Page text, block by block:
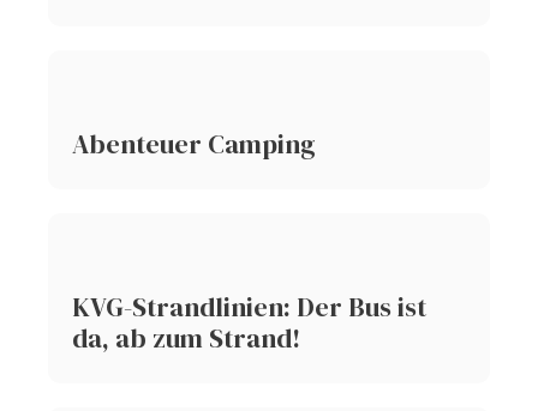
Abenteuer Camping
KVG-Strandlinien: Der Bus ist
da, ab zum Strand!